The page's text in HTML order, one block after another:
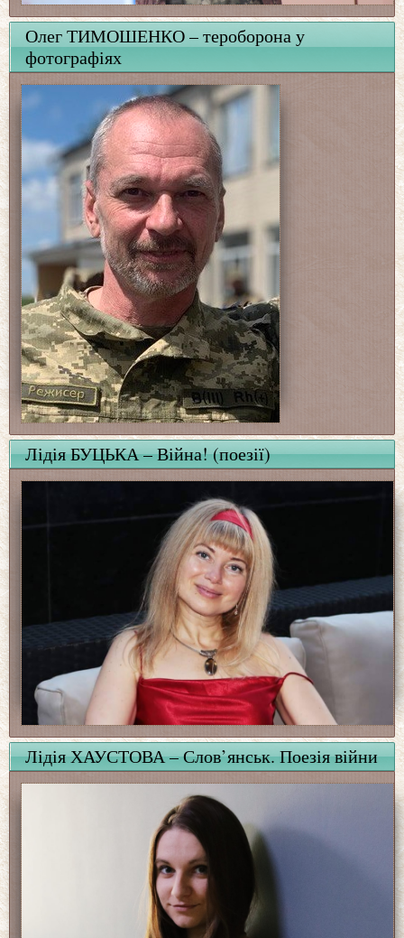
Олег ТИМОШЕНКО – тероборона у
фотографіях
Лідія БУЦЬКА – Війна! (поезії)
Лідія ХАУСТОВА – Слов’янськ. Поезія війни